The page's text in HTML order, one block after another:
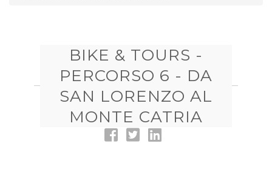
BIKE & TOURS -
PERCORSO 6 - DA
SAN LORENZO AL
MONTE CATRIA